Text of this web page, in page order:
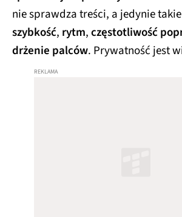
nie sprawdza treści, a jedynie
szybkość, rytm,częstotliwość
drżenie palców. Prywatność jest